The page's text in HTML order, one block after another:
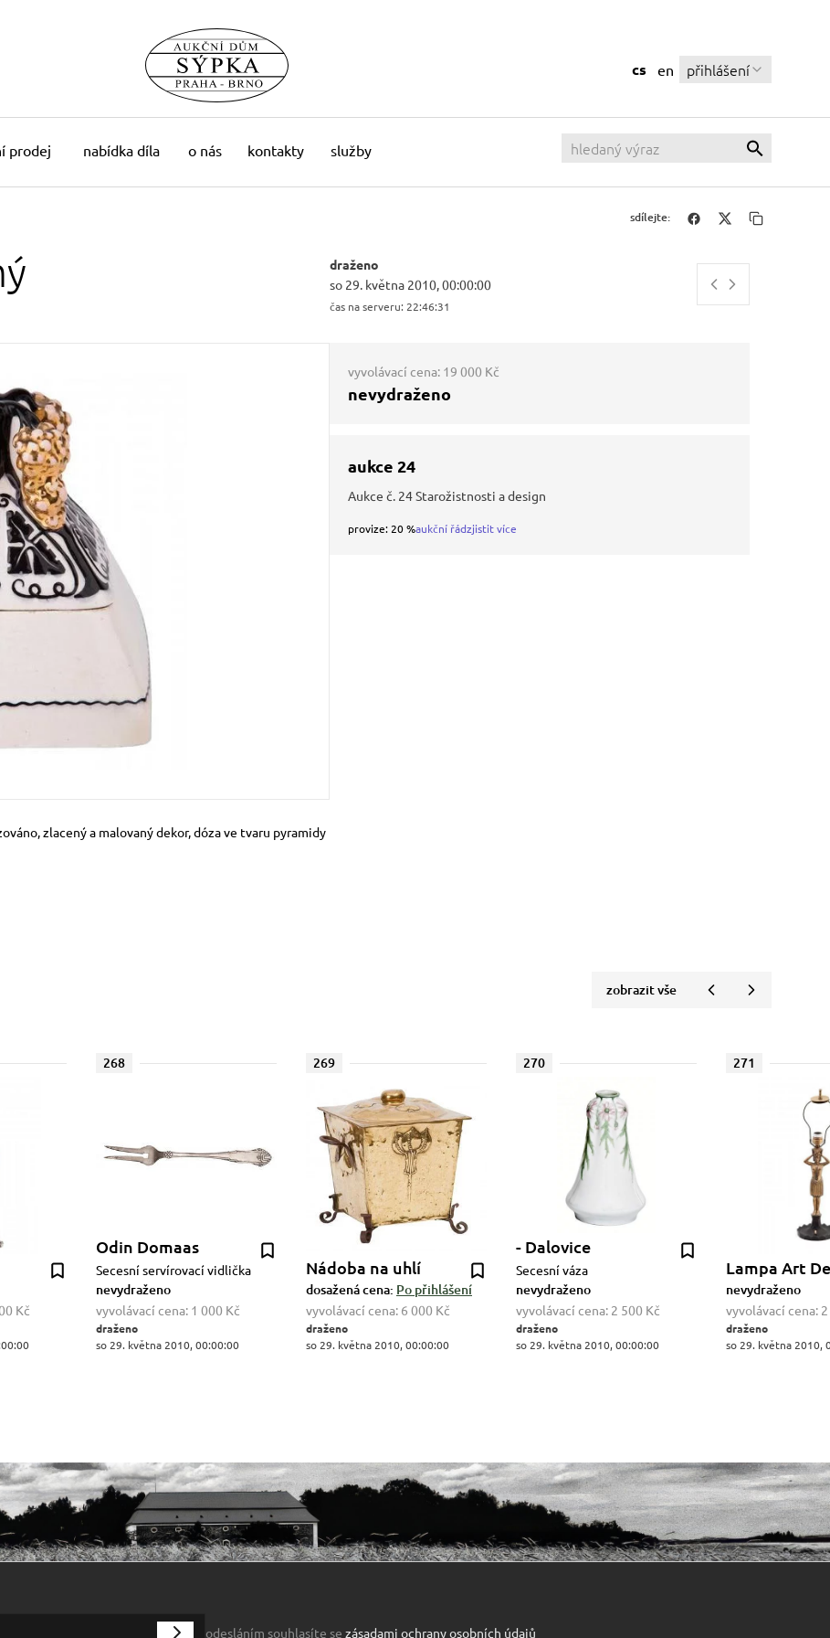
prodej nabídka díla o nás kontakty služby
cs en přihlášení
sdílejte:
draženo
so 29. května 2010, 00:00:00
čas na serveru: 22:46:32
zlacený a malovaný dekor, dóza ve tvaru pyramidy
vyvolávací cena: 19 000 Kč
nevydraženo
aukce 24
Aukce č. 24 Starožistnosti a design
provize: 20 %aukční řádzjistit více
zobrazit vše
Kč
268
Odin Domaas
Secesní servírovací vidlička
nevydraženo
vyvolávací cena: 1 000 Kč
draženo
so 29. května 2010, 00:00:00
269
Nádoba na uhlí
dosažená cena: Po přihlášení
vyvolávací cena: 6 000 Kč
draženo
so 29. května 2010, 00:00:00
270
- Dalovice
Secesní váza
nevydraženo
vyvolávací cena: 2 500 Kč
draženo
so 29. května 2010, 00:00:00
271
Lampa Art
nevydraženo
vyvolávací cena:
draženo
so 29. května 2010,
odesláním souhlasíte se zásadami ochrany osobních údajů